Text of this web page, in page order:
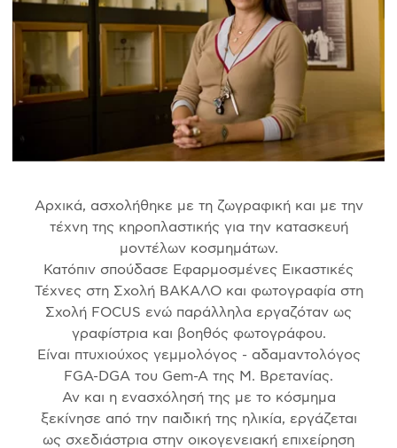
Αρχικά, ασχολήθηκε με τη ζωγραφική και με την
τέχνη της κηροπλαστικής για την κατασκευή
μοντέλων κοσμημάτων.
Κατόπιν σπούδασε Εφαρμοσμένες Εικαστικές
Τέχνες στη Σχολή ΒΑΚΑΛΟ και φωτογραφία στη
Σχολή FOCUS ενώ παράλληλα εργαζόταν ως
γραφίστρια και βοηθός φωτογράφου.
Είναι πτυχιούχος γεμμολόγος - αδαμαντολόγος
FGA-DGA του Gem-A της Μ. Βρετανίας.
Αν και η ενασχόλησή της με το κόσμημα
ξεκίνησε από την παιδική της ηλικία, εργάζεται
ως σχεδιάστρια στην οικογενειακή επιχείρηση